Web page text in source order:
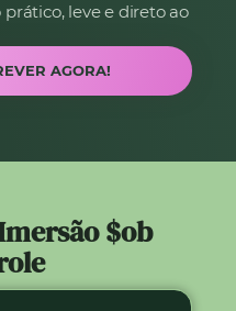
leve e direto ao
AGORA!
$ob